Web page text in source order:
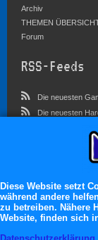
Archiv
THEMEN
Forum
RSS-Feeds
Die neuesten
Die neuesten
Im Forum sind zur
Es erwarten dich:
13.119
71.046 Themen
Diese Website setzt
während andere
zu betreiben. Nähere
Website, finden sich